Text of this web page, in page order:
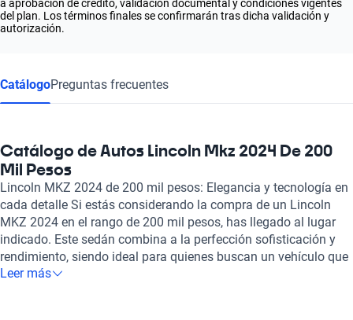
a aprobación de crédito, validación documental y condiciones vigentes
del plan. Los términos finales se confirmarán tras dicha validación y
autorización.
CatálogoPreguntas frecuentes
Catálogo de Autos Lincoln Mkz 2024 De 200
Mil Pesos
Lincoln MKZ 2024 de 200 mil pesos: Elegancia y tecnología en
cada detalle Si estás considerando la compra de un Lincoln
MKZ 2024 en el rango de 200 mil pesos, has llegado al lugar
indicado. Este sedán combina a la perfección sofisticación y
rendimiento, siendo ideal para quienes buscan un vehículo que
refleje su estilo de vida. Destaca por su diseño aerodinámico y
Leer más